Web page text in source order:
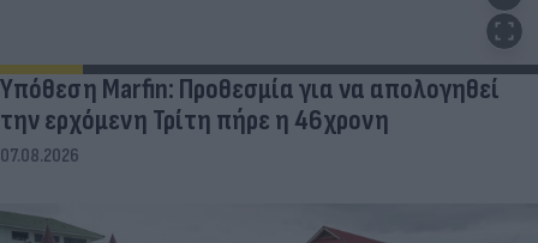
Υπόθεση Marfin: Προθεσμία για να απολογηθεί
την ερχόμενη Τρίτη πήρε η 46χρονη
07.08.2026